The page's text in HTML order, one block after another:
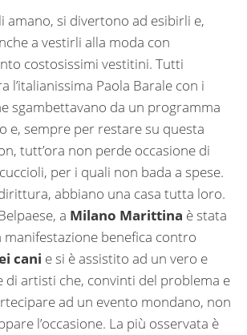
amano, si divertono ad esibirli e,
a vestirli alla moda con
costosissimi vestitini. Tutti
l’italianissima Paola Barale con i
sgambettavano da un programma
e, sempre per restare su questa
tutt’ora non perde occasione di
per i quali non bada a spese.
abbiano una casa tutta loro.
a Milano Marittina è stata
manifestazione benefica contro
cani e si è assistito ad un vero e
artisti che, convinti del problema e
ad un evento mondano, non
l’occasione. La più osservata è